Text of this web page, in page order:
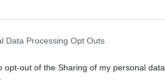
Data Processing Opt Outs
opt-out of the Sharing of my personal data.